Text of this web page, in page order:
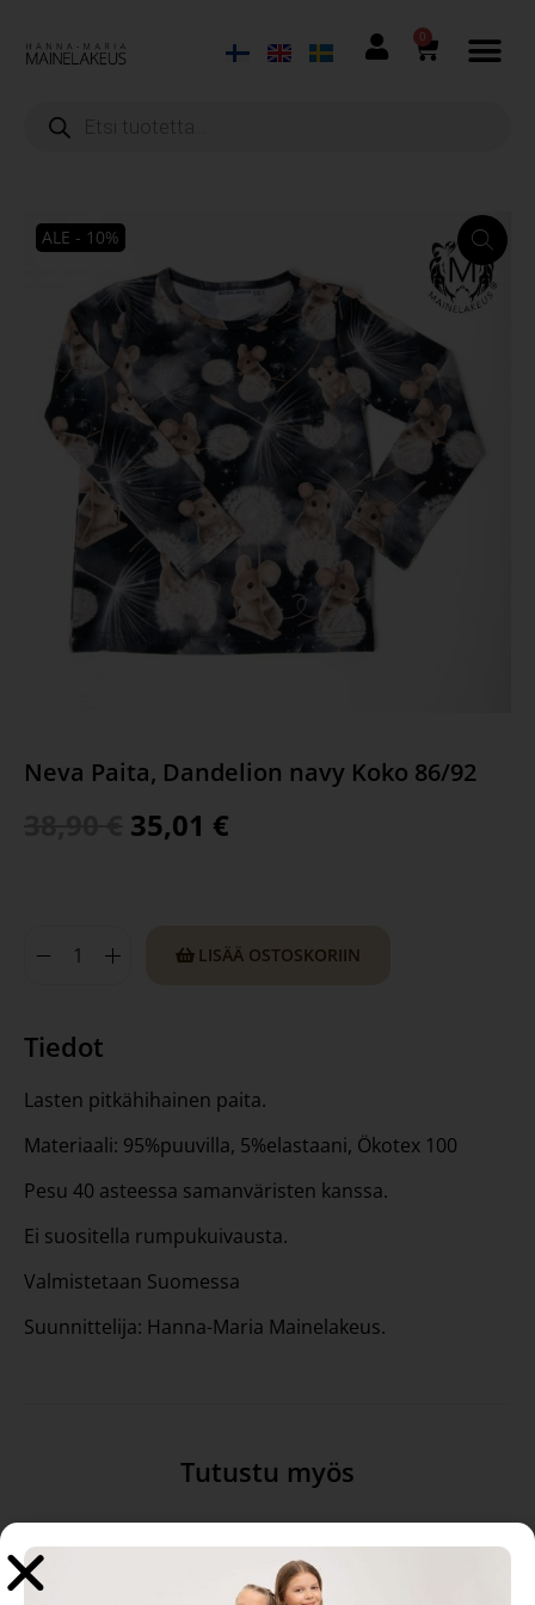
0
ALE - 10%
Neva Paita, Dandelion navy Koko 86/92
35,01 €
LISÄÄ OSTOSKORIIN
Tiedot
Lasten pitkähihainen paita.
Materiaali: 95%puuvilla, 5%elastaani, Ökotex 100
Pesu 40 asteessa samanväristen kanssa.
Ei suositella rumpukuivausta.
Valmistetaan Suomessa
Suunnittelija: Hanna-Maria Mainelakeus.
Tutustu myös
-20%